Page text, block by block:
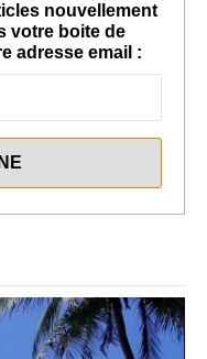
nouvellement
votre boite de
adresse email :